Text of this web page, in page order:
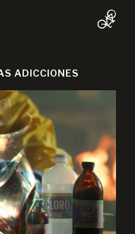
ADICCIONES